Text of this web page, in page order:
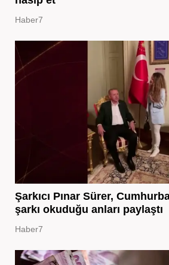
Haber7
Şarkıcı Pınar Sürer,
şarkı okuduğu anları paylaştı
Haber7